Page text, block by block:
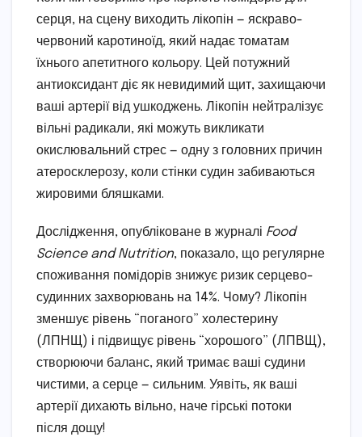
серця, на сцену виходить лікопін — яскраво-
червоний каротиноїд, який надає томатам
їхнього апетитного кольору. Цей потужний
антиоксидант діє як невидимий щит, захищаючи
ваші артерії від ушкоджень. Лікопін нейтралізує
вільні радикали, які можуть викликати
окислювальний стрес — одну з головних причин
атеросклерозу, коли стінки судин забиваються
жировими бляшками.
Дослідження, опубліковане в журналі Food
Science and Nutrition, показало, що регулярне
споживання помідорів знижує ризик серцево-
судинних захворювань на 14%. Чому? Лікопін
зменшує рівень “поганого” холестерину
(ЛПНЩ) і підвищує рівень “хорошого” (ЛПВЩ),
створюючи баланс, який тримає ваші судини
чистими, а серце — сильним. Уявіть, як ваші
артерії дихають вільно, наче гірські потоки
після дощу!